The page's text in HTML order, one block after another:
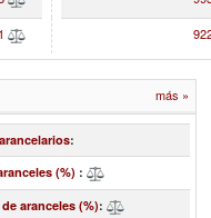
más »
:
(%) :
aranceles (%):